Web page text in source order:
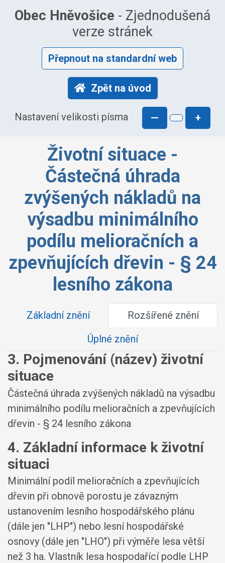
Obec Hněvošice - Zjednodušená
verze stránek
Přepnout na standardní web
Zpět na úvod
Nastavení velikosti písma — +
Životní situace -
Částečná úhrada
zvýšených nákladů na
výsadbu minimálního
podílu melioračních a
zpevňujících dřevin - § 24
lesního zákona
Základní znění
Rozšířené znění
Úplné znění
3. Pojmenování (název) životní
situace
Částečná úhrada zvýšených nákladů na výsadbu
minimálního podílu melioračních a zpevňujících
dřevin - § 24 lesního zákona
4. Základní informace k životní
situaci
Minimální podíl melioračních a zpevňujících
dřevin při obnově porostu je závazným
ustanovením lesního hospodářského plánu
(dále jen "LHP") nebo lesní hospodářské
osnovy (dále jen "LHO") při výměře lesa větší
než 3 ha. Vlastník lesa hospodařící podle LHP